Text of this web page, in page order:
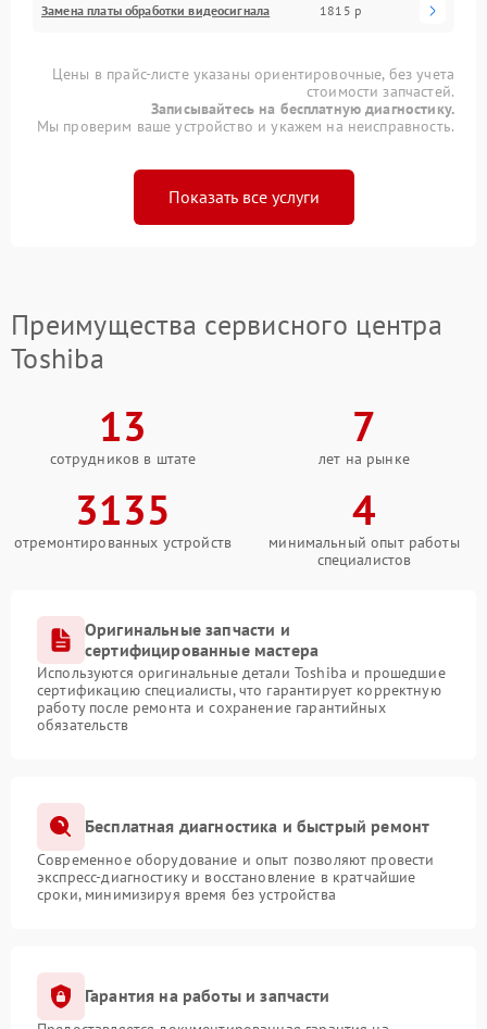
Замена платы обработки видеосигнала 1815 р
Цены в прайс-листе указаны ориентировочные, без учета
стоимости запчастей.
Записывайтесь на бесплатную диагностику.
Мы проверим ваше устройство и укажем на неисправность.
Показать все услуги
Преимущества сервисного центра
Toshiba
13
сотрудников в штате
7
лет на рынке
3135
отремонтированных устройств
4
минимальный опыт работы
специалистов
Оригинальные запчасти и
сертифицированные мастера
Используются оригинальные детали Toshiba и прошедшие
сертификацию специалисты, что гарантирует корректную
работу после ремонта и сохранение гарантийных
обязательств
Бесплатная диагностика и быстрый ремонт
Современное оборудование и опыт позволяют провести
экспресс-диагностику и восстановление в кратчайшие
сроки, минимизируя время без устройства
Гарантия на работы и запчасти